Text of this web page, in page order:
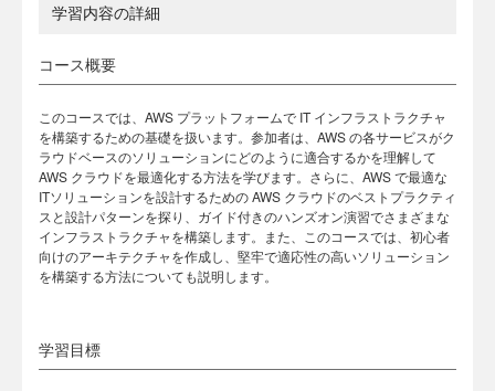
学習内容の詳細
コース概要
このコースでは、AWS プラットフォームで IT インフラストラクチャ
を構築するための基礎を扱います。参加者は、AWS の各サービスがク
ラウドベースのソリューションにどのように適合するかを理解して
AWS クラウドを最適化する方法を学びます。さらに、AWS で最適な
ITソリューションを設計するための AWS クラウドのベストプラクティ
スと設計パターンを探り、ガイド付きのハンズオン演習でさまざまな
インフラストラクチャを構築します。また、このコースでは、初心者
向けのアーキテクチャを作成し、堅牢で適応性の高いソリューション
を構築する方法についても説明します。
学習目標